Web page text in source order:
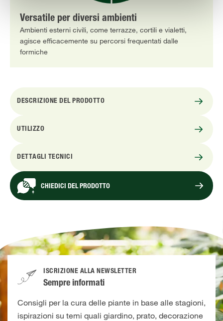
Versatile per diversi ambienti
Ambienti esterni civili, come terrazze, cortili e vialetti,
agisce efficacemente su percorsi frequentati dalle
formiche
DESCRIZIONE DEL PRODOTTO
UTILIZZO
DETTAGLI TECNICI
CHIEDICI DEL PRODOTTO
ISCRIZIONE ALLA NEWSLETTER
Sempre informati
Consigli per la cura delle piante in base alle stagioni,
ispirazioni su temi quali giardino, prato, decorazione